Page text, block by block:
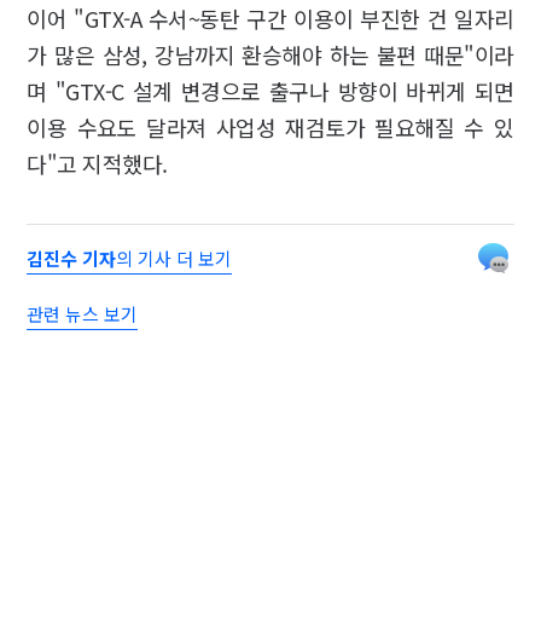
이어 "GTX-A 수서~동탄 구간 이용이 부진한 건 일자리
가 많은 삼성, 강남까지 환승해야 하는 불편 때문"이라
며 "GTX-C 설계 변경으로 출구나 방향이 바뀌게 되면
이용 수요도 달라져 사업성 재검토가 필요해질 수 있
다"고 지적했다.
김진수 기자의 기사 더 보기
관련 뉴스 보기